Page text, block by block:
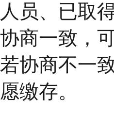
人员、已取
协商一致，
若协商不一
愿缴存。